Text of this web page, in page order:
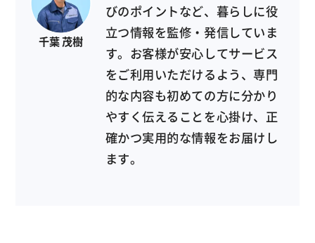
千葉 茂樹
びのポイントなど、暮らしに役
立つ情報を監修・発信していま
す。お客様が安心してサービス
をご利用いただけるよう、専門
的な内容も初めての方に分かり
やすく伝えることを心掛け、正
確かつ実用的な情報をお届けし
ます。